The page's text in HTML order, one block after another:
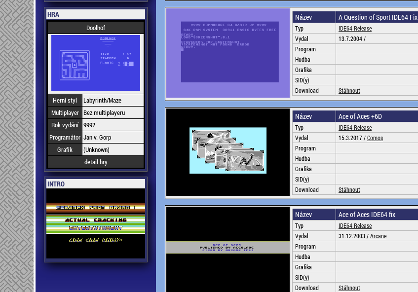
HRA
Doolhof
Herní styl
Labyrinth/Maze
Multiplayer Bez multiplayeru
Rok vydání 9992
Programátor Jan v. Gorp
Grafik
(Unknown)
detail hry
INTRO
Název A Question of Sport IDE64 Fix
Typ
IDE64 Release
Vydal
13.7.2004 /
Program
Hudba
Grafika
SID(y)
Download
Stáhnout
Název Ace of Aces +6D
Typ
IDE64 Release
Vydal
15.3.2017 /Comos
Program
Hudba
Grafika
SID(y)
Download
Stáhnout
Název Ace of Aces IDE64 fix
Typ
IDE64 Release
Vydal
31.12.2003 /Arcane
Program
Hudba
Grafika
SID(y)
Download
Stáhnout